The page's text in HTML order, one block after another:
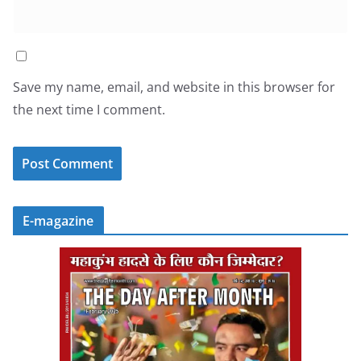
Save my name, email, and website in this browser for
the next time I comment.
E-magazine